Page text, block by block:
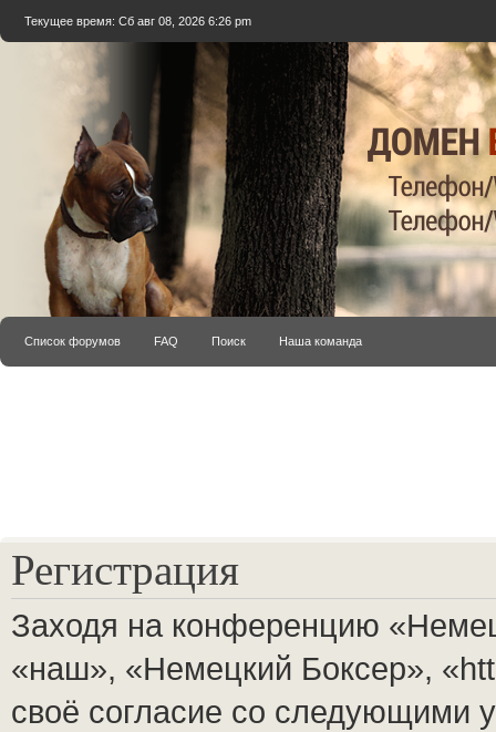
Текущее время: Сб авг 08, 2026 6:26 pm
Список форумов FAQ Поиск Наша команда
Регистрация
Заходя на конференцию
«наш», «Немецкий Боксер»,
своё согласие со следующими